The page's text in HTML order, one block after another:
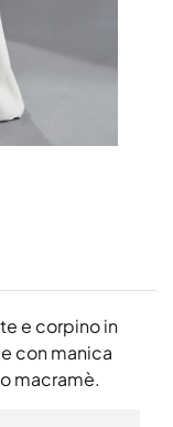
e corpino in
con manica
macramè.